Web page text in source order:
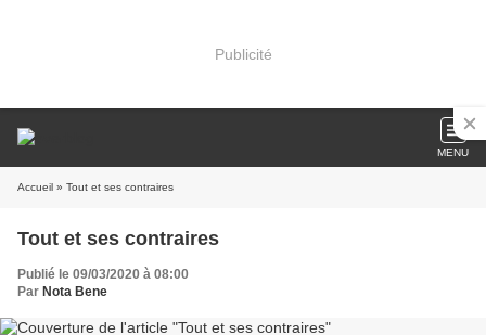
Publicité
MENU
Accueil » Tout et ses contraires
Tout et ses contraires
Publié le 09/03/2020 à 08:00
Par Nota Bene